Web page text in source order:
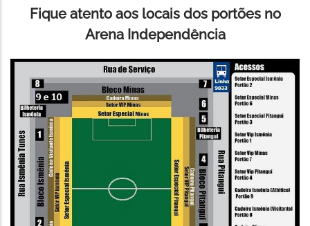
Fique atento aos locais dos portões no
Arena Independência